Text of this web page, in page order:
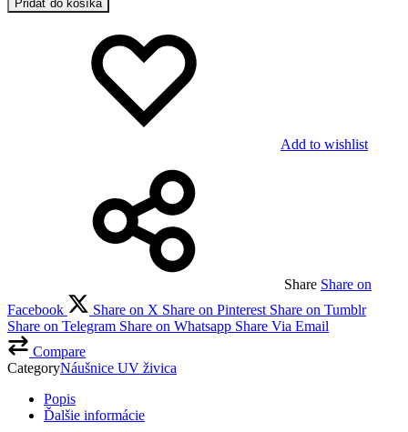
Pridať do košíka
Add to wishlist
Share Share on
Facebook
Share on X Share on Pinterest Share on Tumblr
Share on Telegram Share on Whatsapp Share Via Email
Compare
CategoryNáušnice UV živica
Popis
Ďalšie informácie